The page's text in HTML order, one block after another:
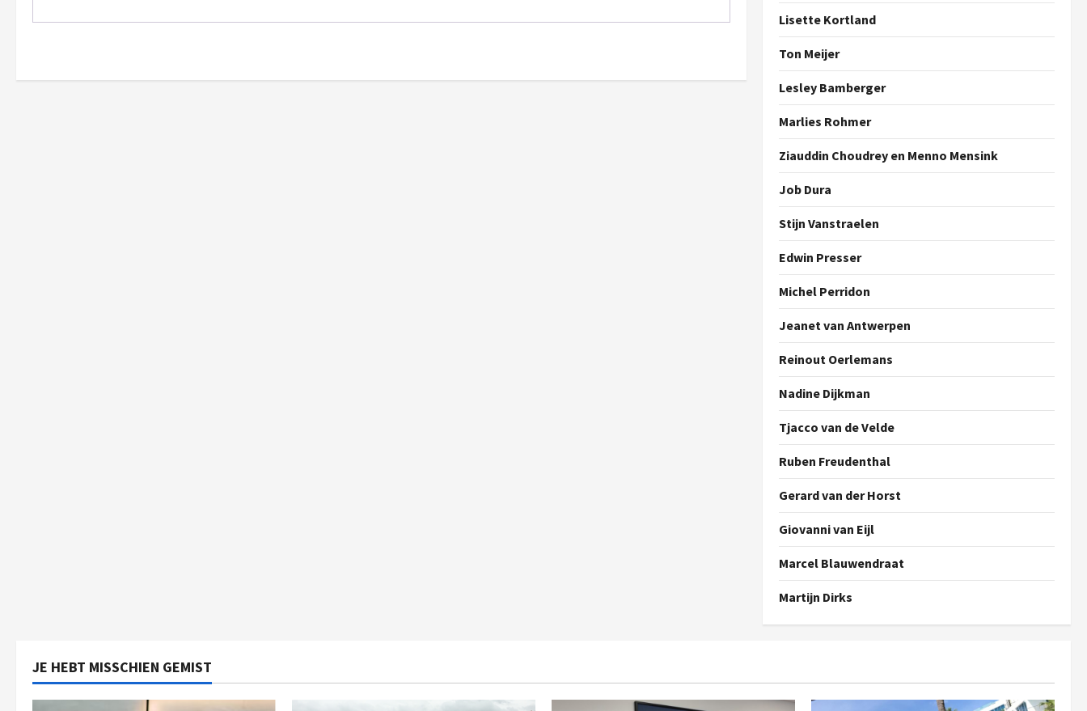
Lisette Kortland
Ton Meijer
Lesley Bamberger
Marlies Rohmer
Ziauddin Choudrey en Menno Mensink
Job Dura
Stijn Vanstraelen
Edwin Presser
Michel Perridon
Jeanet van Antwerpen
Reinout Oerlemans
Nadine Dijkman
Tjacco van de Velde
Ruben Freudenthal
Gerard van der Horst
Giovanni van Eijl
Marcel Blauwendraat
Martijn Dirks
JE HEBT MISSCHIEN GEMIST